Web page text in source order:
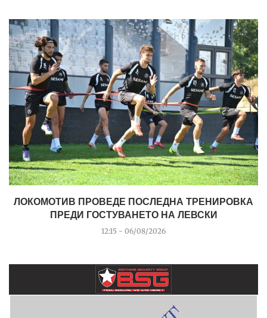
ЛОКОМОТИВ ПРОВЕДЕ ПОСЛЕДНА ТРЕНИРОВКА
ПРЕДИ ГОСТУВАНЕТО НА ЛЕВСКИ
12:15 - 06/08/2026